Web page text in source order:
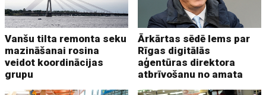
Vanšu tilta remonta seku
mazināšanai rosina
veidot koordinācijas
grupu
Ārkārtas sēdē lems par
Rīgas digitālās
aģentūras direktora
atbrīvošanu no amata